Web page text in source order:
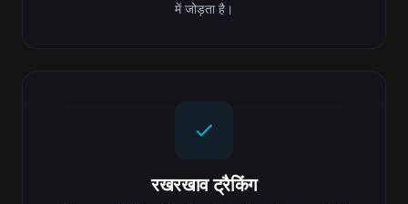
में जोड़ता है।
रखरखाव ट्रैकिंग